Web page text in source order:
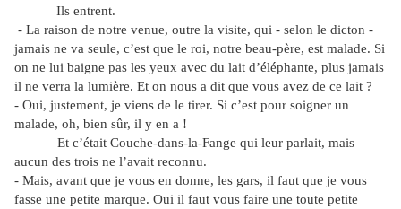
Ils entrent.
- La raison de notre venue, outre la visite, qui - selon le dicton -
jamais ne va seule, c’est que le roi, notre beau-père, est malade. Si
on ne lui baigne pas les yeux avec du lait d’éléphante, plus jamais
il ne verra la lumière. Et on nous a dit que vous avez de ce lait ?
- Oui, justement, je viens de le tirer. Si c’est pour soigner un
malade, oh, bien sûr, il y en a !
Et c’était Couche-dans-la-Fange qui leur parlait, mais
aucun des trois ne l’avait reconnu.
- Mais, avant que je vous en donne, les gars, il faut que je vous
fasse une petite marque. Oui il faut vous faire une toute petite